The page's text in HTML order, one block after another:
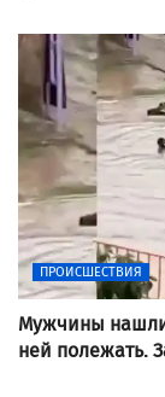
ПРОИСШЕСТВИЯ
Мужчины
ней полежать.